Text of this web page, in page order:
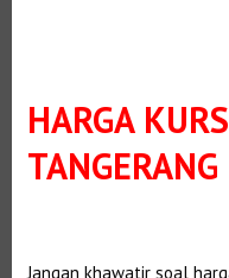
HARGA
TANGERANG
Jangan khawatir soal